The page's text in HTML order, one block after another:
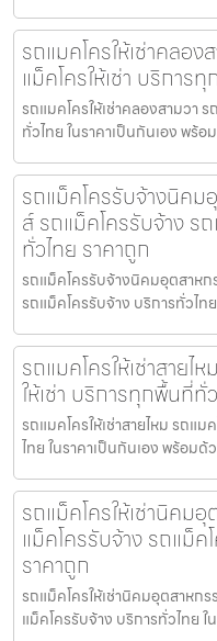
รถแมคโครให้เช่าคลอ
แม็คโครให้เช่า บริการ
รถแมคโครให้เช่าคลองสามวา
ทั่วไทย ในราคาเป็นกันเอง พ
รถแม็คโครรับจ้างนิคม
ส์ รถแม็คโครรับจ้าง ร
ทั่วไทย ราคาถูก
รถแม็คโครรับจ้างนิคมอุตสาหก
รถแม็คโครรับจ้าง บริการทั่วไท
รถแมคโครให้เช่าสายไ
ให้เช่า บริการทุกพื้นที่ทั่
รถแมคโครให้เช่าสายไหม รถแ
ไทย ในราคาเป็นกันเอง พร้อม
รถแม็คโครให้เช่านิคม
แม็คโครรับจ้าง รถแม็ค
ราคาถูก
รถแม็คโครให้เช่านิคมอุตสาหก
แม็คโครรับจ้าง บริการทั่วไทย